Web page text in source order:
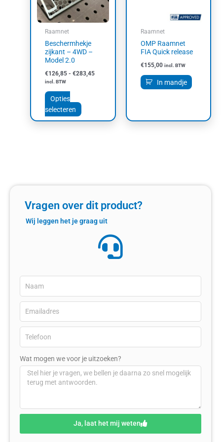
Raamnet
Beschermhekje
zijkant – 4WD –
Model 2.0
€126,85 - €283,45
incl. BTW
Opties
selecteren
Deze
optie
worden
de
Raamnet
OMP Raamnet
FIA Quick release
€155,00 incl. BTW
In mandje
Vragen over dit product?
Wij leggen het je graag uit
Wat mogen we voor je uitzoeken?
Ja, laat het mij weten